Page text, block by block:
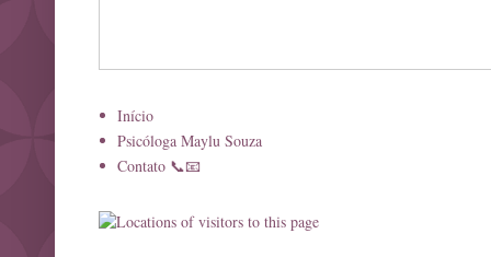
Início
Psicóloga Maylu Souza
Contato 📞📧